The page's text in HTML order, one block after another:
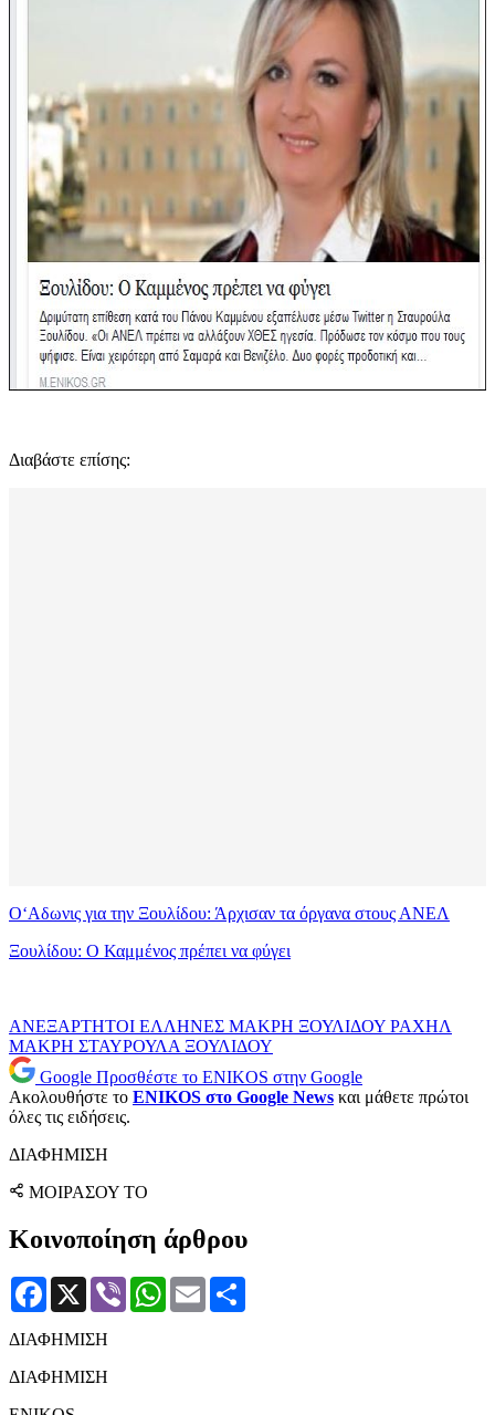
Διαβάστε επίσης:
Ο‘Αδωνις για την Ξουλίδου: Άρχισαν τα όργανα στους ΑΝΕΛ
Ξουλίδου: Ο Καμμένος πρέπει να φύγει
ΑΝΕΞΑΡΤΗΤΟΙ ΕΛΛΗΝΕΣ ΜΑΚΡΗ ΞΟΥΛΙΔΟΥ ΡΑΧΗΛ
ΜΑΚΡΗ ΣΤΑΥΡΟΥΛΑ ΞΟΥΛΙΔΟΥ
Google Προσθέστε το ENIKOS στην Google
Ακολουθήστε το ENIKOS στο Google News και μάθετε πρώτοι
όλες τις ειδήσεις.
ΔΙΑΦΗΜΙΣΗ
ΜΟΙΡΑΣΟΥ ΤΟ
Κοινοποίηση άρθρου
Facebook
X Viber WhatsApp
Email
ΔΙΑΦΗΜΙΣΗ
ΔΙΑΦΗΜΙΣΗ